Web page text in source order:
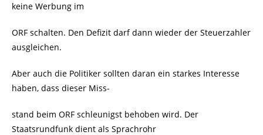
keine Werbung im
ORF schalten. Den Defizit darf dann wieder der Steuerzahler
ausgleichen.
Aber auch die Politiker sollten daran ein starkes Interesse
haben, dass dieser Miss-
stand beim ORF schleunigst behoben wird. Der
Staatsrundfunk dient als Sprachrohr